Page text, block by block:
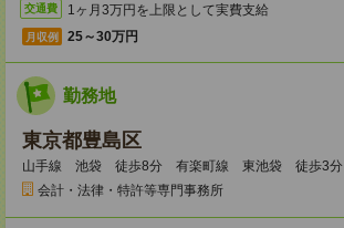
交通費 1ヶ月3万円を上限として実費支給
月収例 25～30万円
勤務地
東京都豊島区
山手線 池袋 徒歩8分 有楽町線 東池袋 徒歩3分
会計・法律・特許等専門事務所